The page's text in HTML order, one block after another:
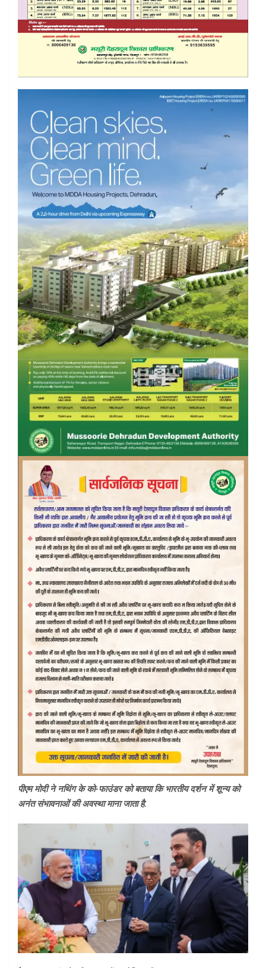
पीएम मोदी ने नथिंग के को-फाउंडर को बताया कि भारतीय दर्शन में शून्य को
अनंत संभावनाओं की अवस्था माना जाता है.